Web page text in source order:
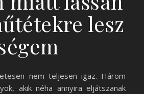
lesz
nem teljesen igaz. Három
akik néha annyira eljátszanak